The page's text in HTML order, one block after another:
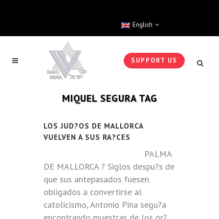
English
SUPPORT US
MIQUEL SEGURA TAG
LOS JUD?OS DE MALLORCA
VUELVEN A SUS RA?CES
PALMA
DE MALLORCA ? Siglos despu?s de
que sus antepasados fuesen
obligados a convertirse al
catolicismo, Antonio Pina segu?a